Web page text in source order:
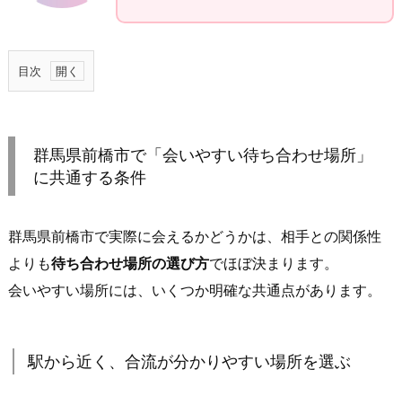
目次
1.
県
前
市
で
「会
す
い
群馬県前橋市で「会いやすい待ち合わせ場所」
に共通する条件
群馬県前橋市で実際に会えるかどうかは、相手との関係性
よりも待ち合わせ場所の選び方でほぼ決まります。
会いやすい場所には、いくつか明確な共通点があります。
駅から近く、合流が分かりやすい場所を選ぶ